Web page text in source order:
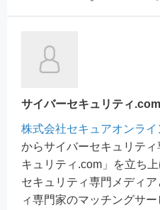
サイバーセキュリティ
株式会社セキュアオンライ
からサイバーセキュリテ
キュリティ.com」を立ち
セキュリティ専門メディ
ィ専門家のマッチングサー